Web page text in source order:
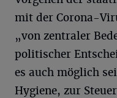
mit der Corona-
„von zentraler
politischer
es auch möglich
Hygiene, zur